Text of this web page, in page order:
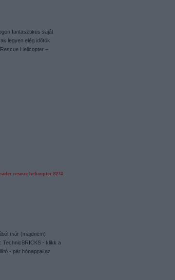
fantasztikus saját
legyen elég időtök
Helicopter –
rescue helicopter 8274
már (majdnem)
TechnicBRICKS - klikk a
- pár hónappal az